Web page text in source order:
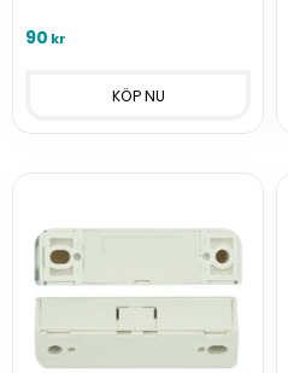
serie U på magnetiska
90 kr